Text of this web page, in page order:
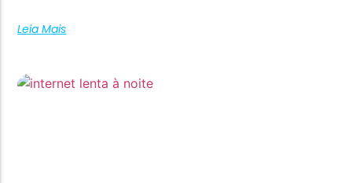
Leia Mais